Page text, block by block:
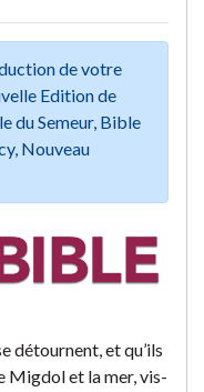
de votre
Edition de
du Semeur, Bible
Nouveau
détournent, et qu’ils
Migdol et la mer, vis-